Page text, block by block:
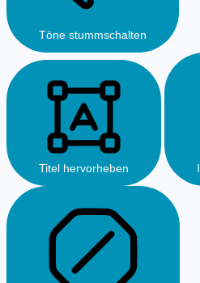
Töne stummschalten
Titel hervorheben